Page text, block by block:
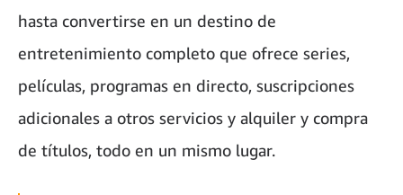
hasta convertirse en un destino de
entretenimiento completo que ofrece series,
películas, programas en directo, suscripciones
adicionales a otros servicios y alquiler y compra
de títulos, todo en un mismo lugar.